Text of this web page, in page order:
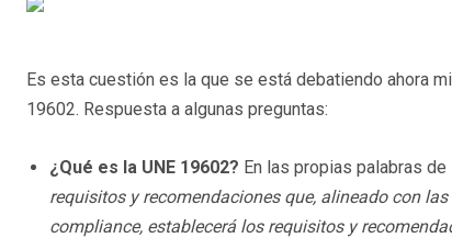
Es esta cuestión es la que se está debatiendo ahora
19602. Respuesta a algunas preguntas:
¿Qué es la UNE 19602? En las propias palabras de
requisitos y recomendaciones que, alineado con
compliance, establecerá los requisitos y